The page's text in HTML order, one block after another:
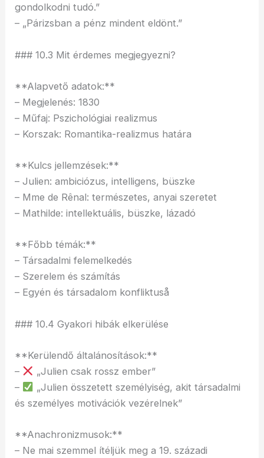
gondolkodni tudó.”
– „Párizsban a pénz mindent eldönt.”
### 10.3 Mit érdemes megjegyezni?
**Alapvető adatok:**
– Megjelenés: 1830
– Műfaj: Pszichológiai realizmus
– Korszak: Romantika-realizmus határa
**Kulcs jellemzések:**
– Julien: ambiciózus, intelligens, büszke
– Mme de Rênal: természetes, anyai szeretet
– Mathilde: intellektuális, büszke, lázadó
**Főbb témák:**
– Társadalmi felemelkedés
– Szerelem és számítás
– Egyén és társadalom konfliktuså
### 10.4 Gyakori hibák elkerülése
**Kerülendő általánosítások:**
–
„Julien csak rossz ember”
–
„Julien összetett személyiség, akit társadalmi
és személyes motivációk vezérelnek”
**Anachronizmusok:**
– Ne mai szemmel ítéljük meg a 19. századi